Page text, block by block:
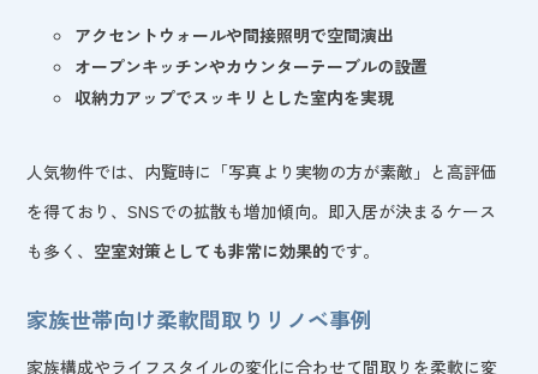
アクセントウォールや間接照明で空間演出
オープンキッチンやカウンターテーブルの設置
収納力アップでスッキリとした室内を実現
人気物件では、内覧時に「写真より実物の方が素敵」と高評価
を得ており、SNSでの拡散も増加傾向。即入居が決まるケース
も多く、 空室対策としても非常に効果的です。
家族世帯向け柔軟間取りリノベ事例
家族構成やライフスタイルの変化に合わせて間取りを柔軟に変